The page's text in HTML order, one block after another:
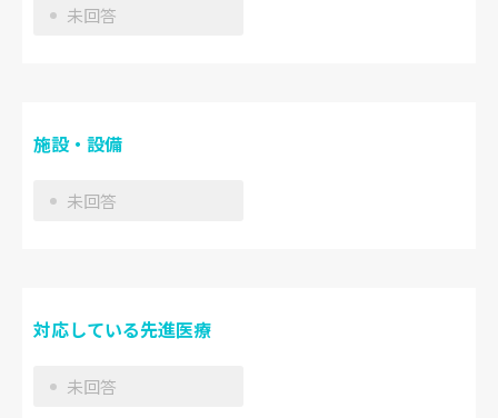
未回答
施設・設備
未回答
対応している先進医療
未回答